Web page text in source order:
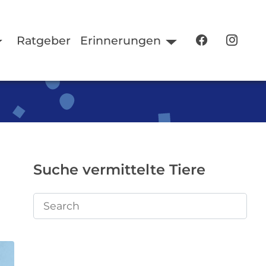
Ratgeber Erinnerungen
Suche vermittelte Tiere